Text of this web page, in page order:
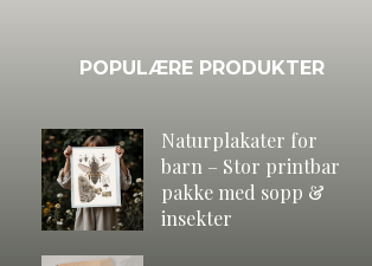
POPULÆRE PRODUKTER
Naturplakater for
barn – Stor printbar
pakke med sopp &
insekter